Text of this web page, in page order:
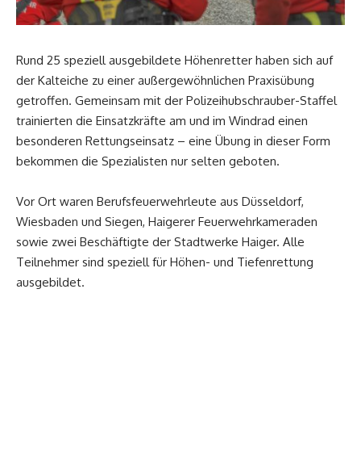
Rund 25 speziell ausgebildete Höhenretter haben sich auf
der Kalteiche zu einer außergewöhnlichen Praxisübung
getroffen. Gemeinsam mit der Polizeihubschrauber-Staffel
trainierten die Einsatzkräfte am und im Windrad einen
besonderen Rettungseinsatz – eine Übung in dieser Form
bekommen die Spezialisten nur selten geboten.
Vor Ort waren Berufsfeuerwehrleute aus Düsseldorf,
Wiesbaden und Siegen, Haigerer Feuerwehrkameraden
sowie zwei Beschäftigte der Stadtwerke Haiger. Alle
Teilnehmer sind speziell für Höhen- und Tiefenrettung
ausgebildet.